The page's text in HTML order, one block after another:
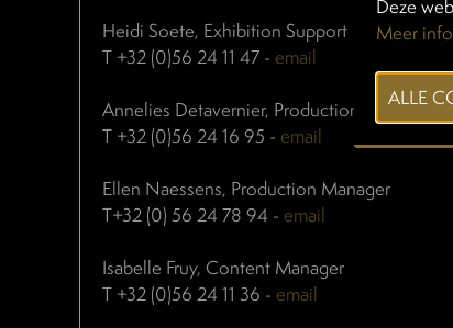
Heidi Soete, Exhibition Support
T +32 (0)56 24 11 47 - email
Annelies Detavernier, Production Manager
T +32 (0)56 24 16 95 - email
Ellen Naessens, Production Manager
T+32 (0) 56 24 78 94 - email
Isabelle Fruy, Content Manager
T +32 (0)56 24 11 36 - email
Deze
Meer